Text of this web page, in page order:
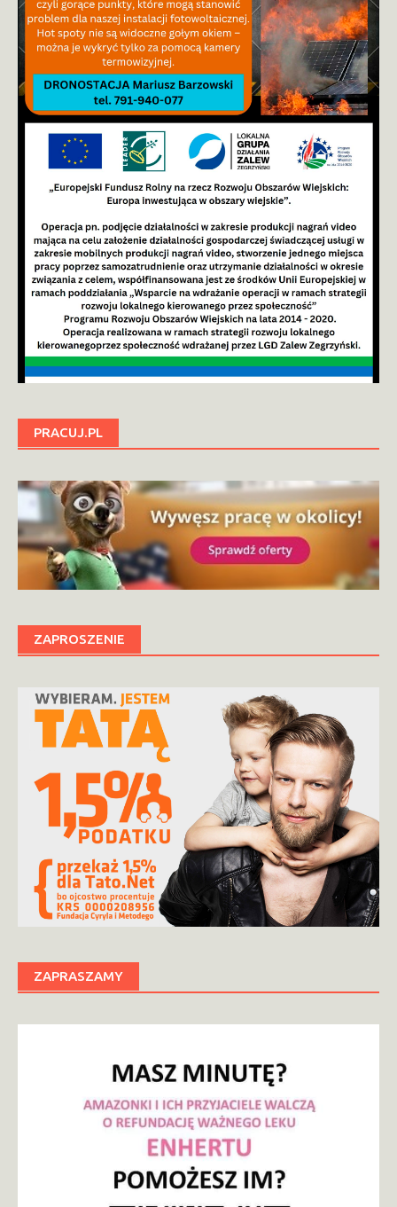
PRACUJ.PL
ZAPROSZENIE
ZAPRASZAMY